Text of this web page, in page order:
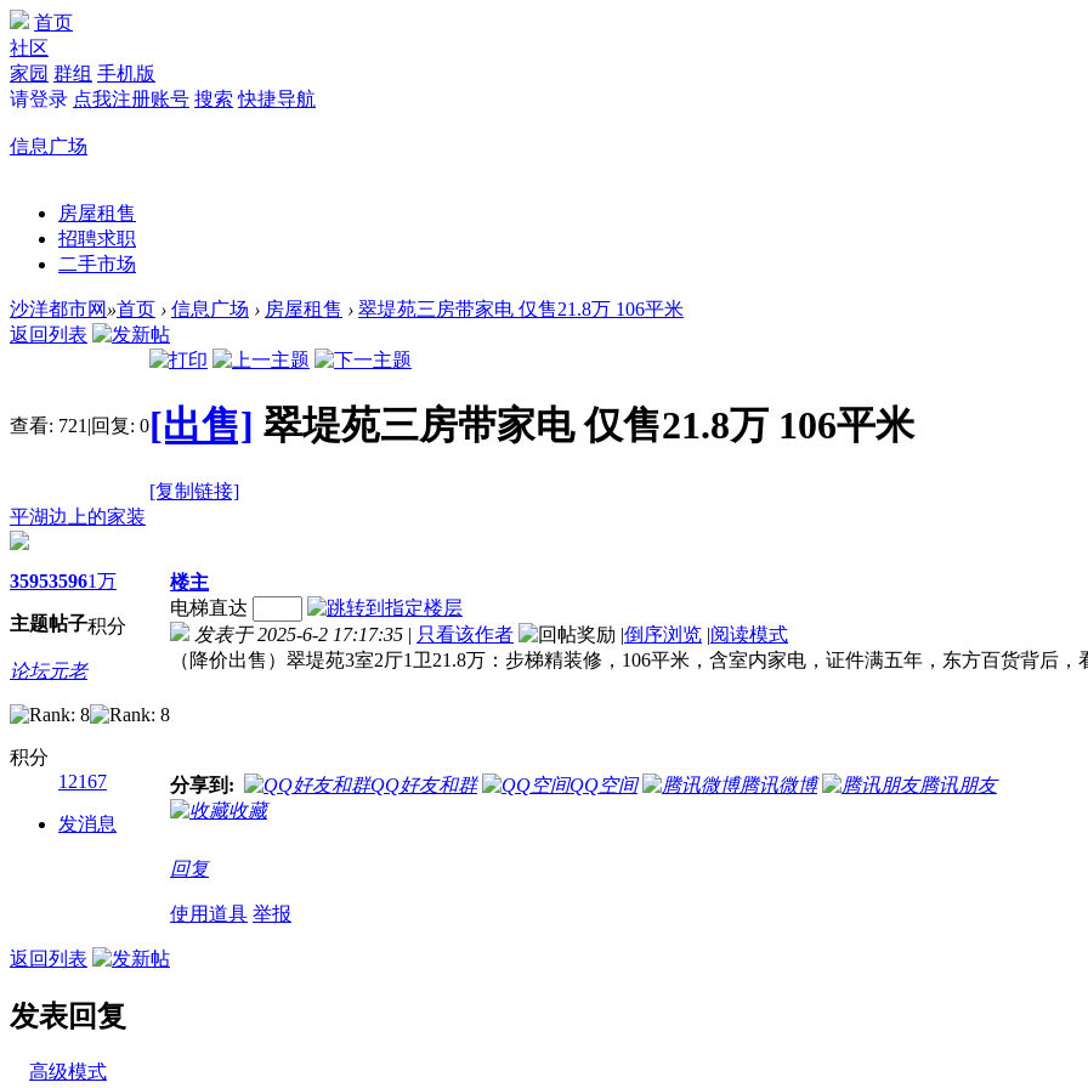
首页
社区
家园 群组 手机版
请登录 点我注册账号 搜索 快捷导航
信息广场
房屋租售
招聘求职
二手市场
沙洋都市网 »首页 › 信息广场 › 房屋租售 › 翠堤苑三房带家电 仅售21.8万 106平米
返回列表
查看: 721 |回复: 0[出售] 翠堤苑三房带家电 仅售21.8万 106平米
[复制链接]
平湖边上的家装
3595
主题
3596
帖子
1万
积分
论坛元老
积分
12167
发消息
楼主
电梯直达
发表于 2025-6-2 17:17:35 | 只看该作者 |倒序浏览 |阅读模式
（降价出售）翠堤苑3室2厅1卫21.8万：步梯精装修，106平米，含室内家电，证件满五年，东方百货背后，
分享到: QQ好友和群 QQ空间 腾讯微博
腾讯朋友
收藏
回复
使用道具 举报
返回列表
发表回复
高级模式